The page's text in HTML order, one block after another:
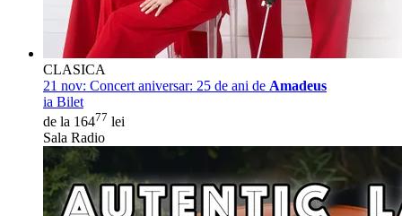
CLASICA
21 nov: Concert aniversar: 25 de ani de Amadeus
ia Bilet
de la 16477 lei
Sala Radio